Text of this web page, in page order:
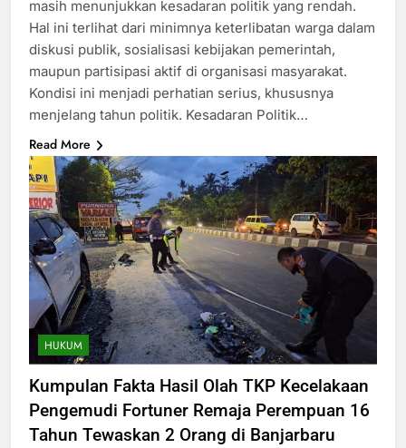
masih menunjukkan kesadaran politik yang rendah.
Hal ini terlihat dari minimnya keterlibatan warga dalam
diskusi publik, sosialisasi kebijakan pemerintah,
maupun partisipasi aktif di organisasi masyarakat.
Kondisi ini menjadi perhatian serius, khususnya
menjelang tahun politik. Kesadaran Politik…
Read More
HUKUM
Kumpulan Fakta Hasil Olah TKP Kecelakaan
Pengemudi Fortuner Remaja Perempuan 16
Tahun Tewaskan 2 Orang di Banjarbaru